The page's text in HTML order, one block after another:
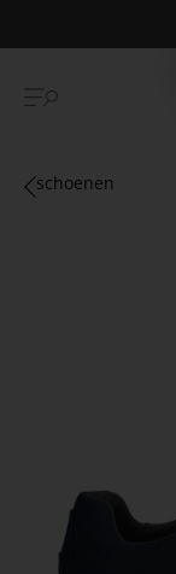
Betaal
schoenen